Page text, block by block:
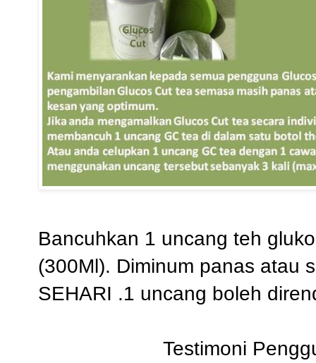
Bancuhkan 1 uncang teh
(300Ml). Diminum panas atau
SEHARI .1 uncang boleh
Testimoni